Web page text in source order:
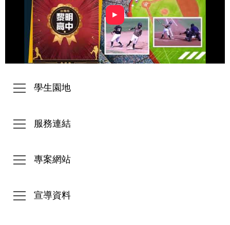
►
學生園地
服務連結
專案網站
宣導資料